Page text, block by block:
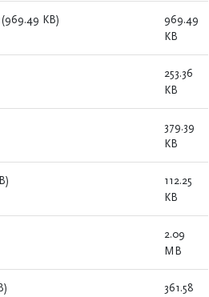
(969.49 KB)
969.49
KB
253.36
KB
379.39
KB
112.25
KB
2.09
MB
361.58